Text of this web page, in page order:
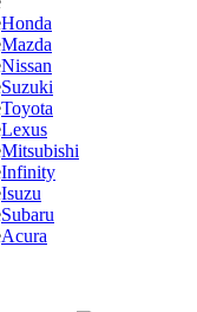
Honda
Mazda
Nissan
Suzuki
Toyota
Lexus
Mitsubishi
Infinity
Isuzu
Subaru
Acura